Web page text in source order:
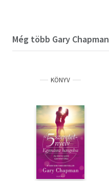
Még több Gary Chapman
KÖNYV